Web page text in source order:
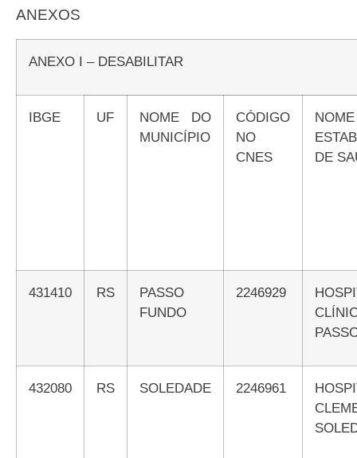
ANEXOS
ANEXO I – DESABILITAR
IBGE UF
NOME DO
MUNICÍPIO
CÓDIGO
NO
CNES
NOME DO
DE
431410 RS
PASSO
FUNDO
2246929
HOSPITAL DE
432080 RS SOLEDADE 2246961
HOSPITAL FREI